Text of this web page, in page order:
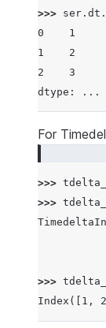
>>> ser . dt .
0    1
1    2
2    3
dtype: ...
For
>>>
>>>
>>>
Index([1,